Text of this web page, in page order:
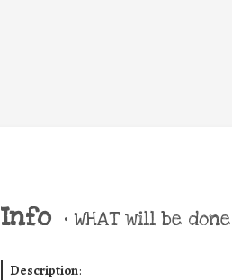
Info • WHAT will be done
Description: